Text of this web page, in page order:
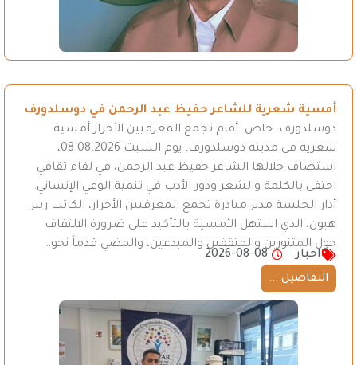
أمسية شعرية للشاعر حفيظ عبد الرحمن في دوسلدورف
دوسلدورف- خاص: أقام تجمع المعرفيين الأحرار أمسية
شعرية في مدينة دوسلدورف، يوم السبت 08.08.2026،
استضاف خلالها الشاعر حفيظ عبد الرحمن، في لقاء ثقافي
احتفى بالكلمة والشعر ودور الأدب في تنمية الوعي الإنساني.
أدار الجلسة مدير مبادرة تجمع المعرفيين الأحرار، الكاتب ريبر
هبون، الذي استهل الأمسية بالتأكيد على ضرورة الالتفاف
حول المتنورين والمثقفين والمبدعين، والمضي قدماً نحو…
اخبار
2026-08-08
التفاصيل ...